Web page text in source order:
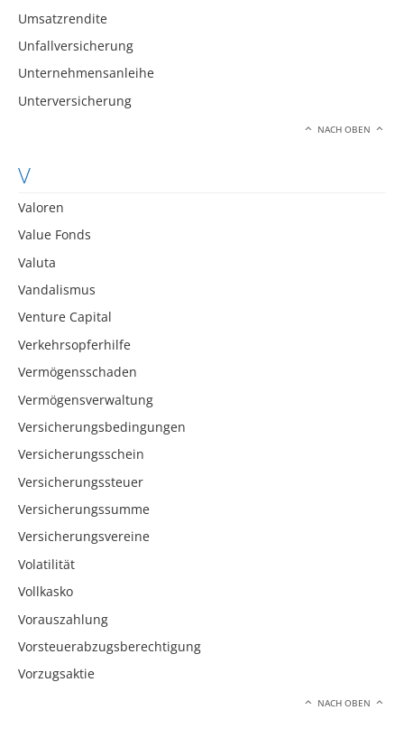
Umsatzrendite
Unfallversicherung
Unternehmensanleihe
Unterversicherung
NACH OBEN
V
Valoren
Value Fonds
Valuta
Vandalismus
Venture Capital
Verkehrsopferhilfe
Vermögensschaden
Vermögensverwaltung
Versicherungsbedingungen
Versicherungsschein
Versicherungssteuer
Versicherungssumme
Versicherungsvereine
Volatilität
Vollkasko
Vorauszahlung
Vorsteuerabzugsberechtigung
Vorzugsaktie
NACH OBEN